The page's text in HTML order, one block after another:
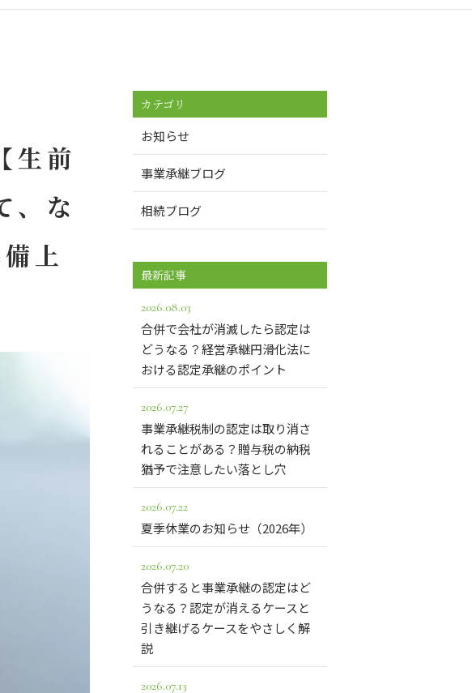
生前
、な
上
カテゴリ
お知らせ
事業承継ブログ
相続ブログ
最新記事
2026.08.03
合併で会社が消滅したら認定は
どうなる？経営承継円滑化法に
おける認定承継のポイント
2026.07.27
事業承継税制の認定は取り消さ
れることがある？贈与税の納税
猶予で注意したい落とし穴
2026.07.22
夏季休業のお知らせ（2026年）
2026.07.20
合併すると事業承継の認定はど
うなる？認定が消えるケースと
引き継げるケースをやさしく解
説
2026.07.13